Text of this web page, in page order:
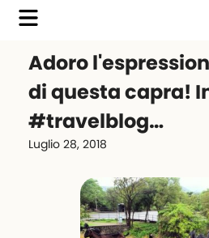
Adoro
di questa capra!
#travelblog…
Luglio 28, 2018